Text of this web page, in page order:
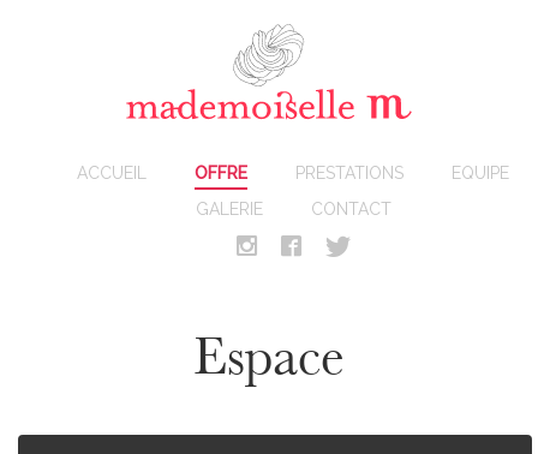
ACCUEIL OFFRE PRESTATIONS
EQUIPE
GALERIE
CONTACT
Espace